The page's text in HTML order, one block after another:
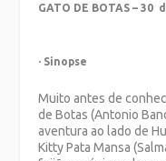
GATO DE BOTAS – 30
· Sinopse
Muito antes de
de Botas (Antonio
aventura ao lado de
Kitty Pata Mansa